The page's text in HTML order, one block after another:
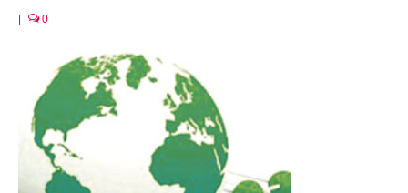
0